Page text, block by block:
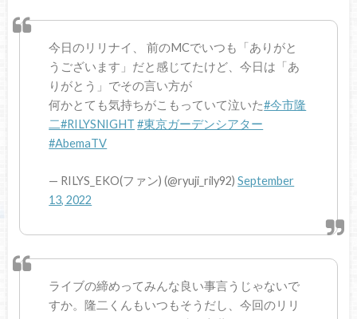
今日のリリナイ、 前のMCでいつも「ありがと
うございます」だと感じてたけど、今日は「あ
りがとう」でその言い方が
何かとても気持ちがこもっていて泣いた#今市隆
二#RILYSNIGHT #東京ガーデンシアター
#AbemaTV
— RILYS_EKO(ファン) (@ryuji_rily92)September
13, 2022
ライブの締めってみんな良い事言うじゃないで
すか。隆二くんもいつもそうだし、今回のリリ